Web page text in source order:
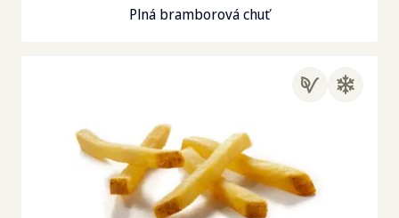
Plná bramborová chuť